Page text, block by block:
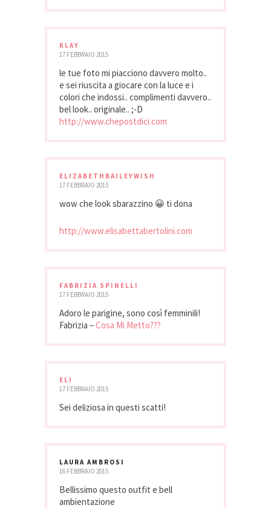
KLAY
17 FEBBRAIO 2015
le tue foto mi piacciono davvero molto..
e sei riuscita a giocare con la luce e i
colori che indossi.. complimenti davvero..
bel look.. originale.. ;-D
http://www.chepostdici.com
ELIZABETHBAILEYWISH
17 FEBBRAIO 2015
wow che look sbarazzino 😀 ti dona
http://www.elisabettabertolini.com
FABRIZIA SPINELLI
17 FEBBRAIO 2015
Adoro le parigine, sono così femminili!
Fabrizia –Cosa Mi Metto???
ELI
17 FEBBRAIO 2015
Sei deliziosa in questi scatti!
LAURA AMBROSI
16 FEBBRAIO 2015
Bellissimo questo outfit e bell
ambientazione